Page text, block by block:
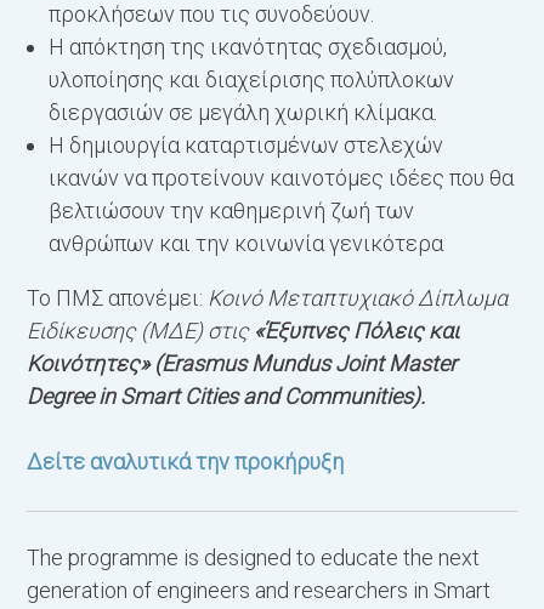
προκλήσεων που τις συνοδεύουν.
Η απόκτηση της ικανότητας σχεδιασμού,
υλοποίησης και διαχείρισης πολύπλοκων
διεργασιών σε μεγάλη χωρική κλίμακα.
Η δημιουργία καταρτισμένων στελεχών
ικανών να προτείνουν καινοτόμες ιδέες που θα
βελτιώσουν την καθημερινή ζωή των
ανθρώπων και την κοινωνία γενικότερα
Το ΠΜΣ απονέμει: Κοινό Μεταπτυχιακό Δίπλωμα
Ειδίκευσης (ΜΔΕ) στις«Έξυπνες Πόλεις και
Κοινότητες» (Erasmus Mundus Joint Master
Degree in Smart Cities and Communities).
Δείτε αναλυτικά την προκήρυξη
The programme is designed to educate the next
generation of engineers and researchers in Smart